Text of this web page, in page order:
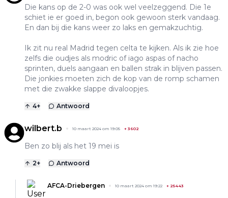
Die kans op de 2-0 was ook wel veelzeggend. Die 1e
schiet ie er goed in, begon ook gewoon sterk vandaag.
En dan bij die kans weer zo laks en gemakzuchtig.
Ik zit nu real Madrid tegen celta te kijken. Als ik zie hoe
zelfs die oudjes als modric of iago aspas of nacho
sprinten, duels aangaan en ballen strak in blijven passen.
Die jonkies moeten zich de kop van de romp schamen
met die zwakke slappe divaloopjes.
4+ Antwoord
wilbert.b 10 maart 2024 om 19:05 + 3602
Ben zo blij als het 19 mei is
2+ Antwoord
AFCA-Driebergen 10 maart 2024 om 19:22 + 25443